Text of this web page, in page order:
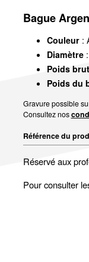
Bague
Couleur:
Diamètre:
Poids brut
Poids du
Gravure possible
Consultez nos
Référence du
Réservé aux
Pour consulter